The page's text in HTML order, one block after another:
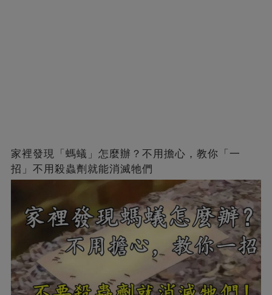
家裡發現「螞蟻」怎麼辦？不用擔心，教你「一
招」不用殺蟲劑就能消滅牠們